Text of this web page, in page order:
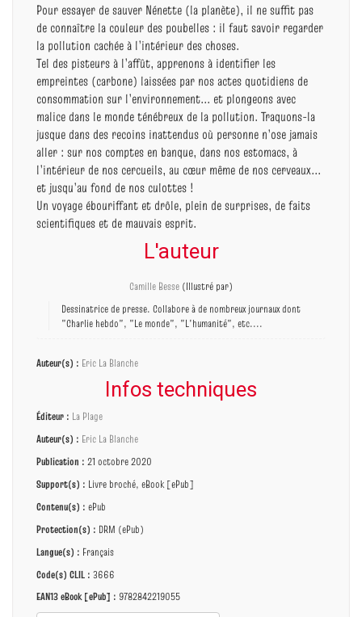
Pour essayer de sauver Nénette (la planète), il ne suffit pas
de connaître la couleur des poubelles : il faut savoir regarder
la pollution cachée à l’intérieur des choses.
Tel des pisteurs à l’affût, apprenons à identifier les
empreintes (carbone) laissées par nos actes quotidiens de
consommation sur l’environnement... et plongeons avec
malice dans le monde ténébreux de la pollution. Traquons-la
jusque dans des recoins inattendus où personne n’ose jamais
aller : sur nos comptes en banque, dans nos estomacs, à
l’intérieur de nos cercueils, au cœur même de nos cerveaux...
et jusqu’au fond de nos culottes !
Un voyage ébouriffant et drôle, plein de surprises, de faits
scientifiques et de mauvais esprit.
L'auteur
Camille Besse (Illustré par)
Dessinatrice de presse. Collabore à de nombreux journaux dont
"Charlie hebdo", "Le monde", "L'humanité", etc....
Auteur(s) : Eric La Blanche
Infos techniques
Éditeur : La Plage
Auteur(s) : Eric La Blanche
Publication : 21 octobre 2020
Support(s) : Livre broché, eBook [ePub]
Contenu(s) : ePub
Protection(s) : DRM (ePub)
Langue(s) : Français
Code(s) CLIL : 3666
EAN13 eBook [ePub] : 9782842219055